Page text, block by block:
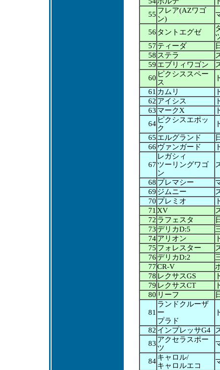
55 フレア(AZワゴ
ン)
56 タントエグゼ
57 ティーダ
58 ステラ
59 エブリィワゴン
60 ピクシススペー
ス
61 カムリ
62 アイシス
63 マークX
64 ピクシスエポッ
ク
65 エルグランド
66 ヴァンガード
67
レガシィ
ツーリングワゴ
ン
68 プレマシー
69 ジムニー
70 プレミオ
71 XV
72 ラフェスタ
73 デリカD:5
74 アリオン
75 フォレスター
76 デリカD:2
77CR-V
78 レクサスGS
79 レクサスCT
80 リーフ
81
ランドクルーザ
ー
プラド
82 インプレッサG4
83 アクセラスポー
ツ
84 キャロル/
キャロルエコ